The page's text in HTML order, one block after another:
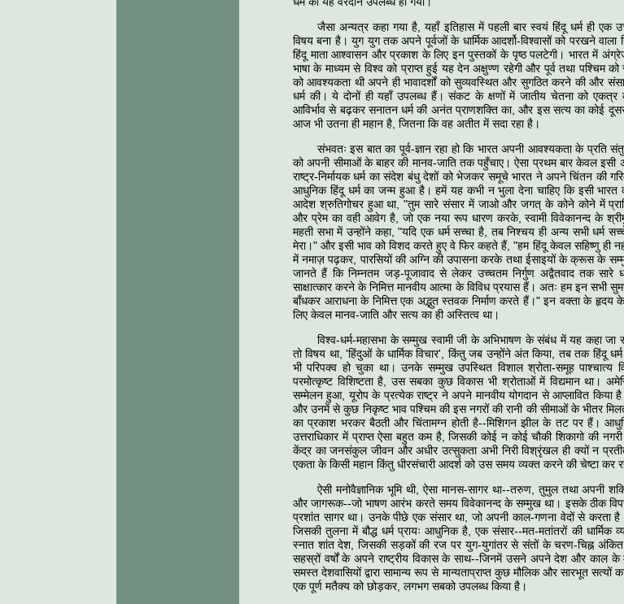
जैसा अन्यत्र कहा गया है, यहाँ इतिहास में पहली बार स्वयं हिंदू धर्म ही एक
विषय बना है। युग युग तक अपने पूर्वजों के धार्मिक आदर्शो-विश्वासों को परखने वाला
हिंदू माता आश्वासन और प्रकाश के लिए इन पुस्तकों के पृष्ठ पलटेगी। भारत में
भाषा के माध्यम से विश्व को प्राप्त हुई यह देन अक्षुण्ण रहेगी और पूर्व तथा पश्चिम
को आवश्यकता थी अपने ही भावादर्शों को सुव्यवस्थित और सुगठित करने की और
धर्म की। ये दोनों ही यहाँ उपलब्ध हैं। संकट के क्षणों में जातीय चेतना को
आविर्भाव से बढ़कर सनातन धर्म की अनंत प्राणशक्ति का, और इस सत्य का कोई
आज भी उतना ही महान है, जितना कि वह अतीत में सदा रहा है।
संभवतः इस बात का पूर्व-ज्ञान रहा हो कि भारत अपनी आवश्यकता के प्रति
को अपनी सीमाओं के बाहर की मानव-जाति तक पहुँचाए। ऐसा प्रथम बार केवल
राष्ट्र-निर्मायक धर्म का संदेश बंधु देशों को भेजकर समूचे भारत ने अपने चिंतन की
आधुनिक हिंदू धर्म का जन्म हुआ है। हमें यह कभी न भुला देना चाहिए कि इसी भारत
आदेश श्रुतिगोचर हुआ था, "तुम सारे संसार में जाओ और जगत् के कोने कोने में
और प्रेम का वही आवेग है, जो एक नया रूप धारण करके, स्वामी विवेकानन्द के
महती सभा में उन्होंने कहा, "यदि एक धर्म सच्चा है, तब निश्चय ही अन्य सभी धर्म
मेरा।" और इसी भाव को विशद करते हुए वे फिर कहते हैं, "हम हिंदू केवल सहिष्णु ही
में नमाज़ पढ़कर, पारसियों की अग्नि की उपासना करके तथा ईसाइयों के क्रूस के
जानते हैं कि निम्नतम जड़-पूजावाद से लेकर उच्चतम निर्गुण अद्वैतवाद तक
साक्षात्कार करने के निमित्त मानवीय आत्मा के विविध प्रयास हैं। अतः हम इन
बाँधकर आराधना के निमित्त एक अद्भुत स्तवक निर्माण करते हैं।" इन वक्ता के हृदय के
लिए केवल मानव-जाति और सत्य का ही अस्तित्व था।
विश्व-धर्म-महासभा के सम्मुख स्वामी जी के अभिभाषण के संबंध में यह कहा
तो विषय था, 'हिंदुओं के धार्मिक विचार', किंतु जब उन्होंने अंत किया, तब तक हिंदू
भी परिपक्व हो चुका था। उनके सम्मुख उपस्थित विशाल श्रोता-समूह पाश्चात्य
परमोत्कृष्ट विशिष्टता है, उस सबका कुछ विकास भी श्रोताओं में विद्यमान था।
सम्मेलन हुआ, यूरोप के प्रत्येक राष्ट्र ने अपने मानवीय योगदान से आप्लावित
और उनमें से कुछ निकृष्ट भाव पश्चिम की इस नगरों की रानी की सीमाओं के भीतर
का प्रकाश भरकर बैठती और चिंतामग्न होती है--मिशिगन झील के तट पर हैं।
उत्तराधिकार में प्राप्त ऐसा बहुत कम है, जिसकी कोई न कोई चौकी शिकागो की
केंद्र का जनसंकुल जीवन और अधीर उत्सुकता अभी निरी विश्रृंखल ही क्यों न
एकता के किसी महान किंतु धीरसंचारी आदर्श को उस समय व्यक्त करने की चेष्टा कर
ऐसी मनोवैज्ञानिक भूमि थी, ऐसा मानस-सागर था--तरुण, तुमुल तथा अपनी
और जागरूक--जो भाषण आरंभ करते समय विवेकानन्द के सम्मुख था। इसके ठीक
प्रशांत सागर था। उनके पीछे एक संसार था, जो अपनी काल-गणना वेदों से करता
जिसकी तुलना में बौद्ध धर्म प्रायः आधुनिक है, एक संसार--मत-मतांतरों की धार्मिक
स्नात शांत देश, जिसकी सड़कों की रज पर युग-युगांतर से संतों के चरण-चिह्न
सहस्रों वर्षों के अपने राष्ट्रीय विकास के साथ--जिनमें उसने अपने देश और काल
समस्त देशवासियों द्वारा सामान्य रूप से मान्यताप्राप्त कुछ मौलिक और सारभूत
एक पूर्ण मतैक्य को छोड़कर, लगभग सबको उपलब्ध किया है।